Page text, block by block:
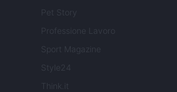
Pet Story
Professione Lavoro
Sport Magazine
Style24
Think.it